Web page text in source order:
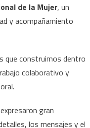
de la Mujer, un
y acompañamiento
que construimos dentro
colaborativo y
gran
los mensajes y el